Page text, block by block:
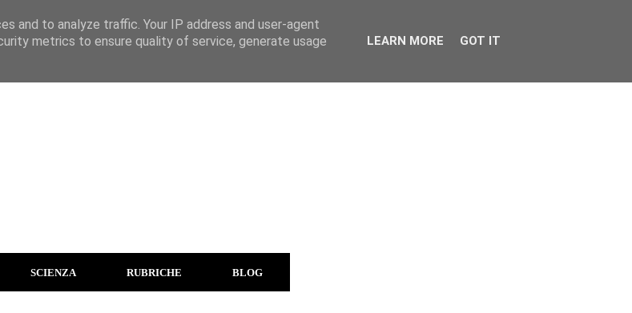
SCIENZA RUBRICHE BLOG
and to analyze traffic. Your IP address and user-agent
metrics to ensure quality of service, generate usage
LEARN MORE GOT IT